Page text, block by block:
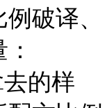
破译、
的样